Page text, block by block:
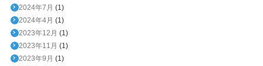
2024年7月 (1)
2024年4月 (1)
2023年12月 (1)
2023年11月 (1)
2023年9月 (1)